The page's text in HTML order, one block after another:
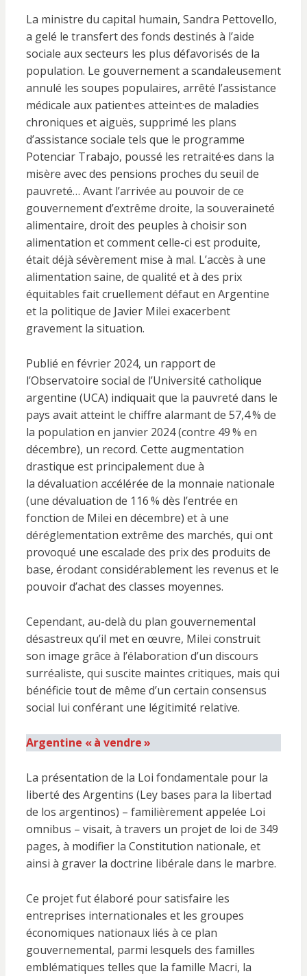
La ministre du capital humain, Sandra Pettovello,
a gelé le transfert des fonds destinés à l’aide
sociale aux secteurs les plus défavorisés de la
population. Le gouvernement a scandaleusement
annulé les soupes populaires, arrêté l’assistance
médicale aux patient·es atteint·es de maladies
chroniques et aiguës, supprimé les plans
d’assistance sociale tels que le programme
Potenciar Trabajo, poussé les retraité·es dans la
misère avec des pensions proches du seuil de
pauvreté… Avant l’arrivée au pouvoir de ce
gouvernement d’extrême droite, la souveraineté
alimentaire, droit des peuples à choisir son
alimentation et comment celle-ci est produite,
était déjà sévèrement mise à mal. L’accès à une
alimentation saine, de qualité et à des prix
équitables fait cruellement défaut en Argentine
et la politique de Javier Milei exacerbent
gravement la situation.
Publié en février 2024, un rapport de
l’Observatoire social de l’Université catholique
argentine (UCA) indiquait que la pauvreté dans le
pays avait atteint le chiffre alarmant de 57,4% de
la population en janvier 2024 (contre 49% en
décembre), un record. Cette augmentation
drastique est principalement due à
la dévaluation accélérée de la monnaie nationale
(une dévaluation de 116% dès l’entrée en
fonction de Milei en décembre) et à une
déréglementation extrême des marchés, qui ont
provoqué une escalade des prix des produits de
base, érodant considérablement les revenus et le
pouvoir d’achat des classes moyennes.
Cependant, au-delà du plan gouvernemental
désastreux qu’il met en œuvre, Milei construit
son image grâce à l’élaboration d’un discours
surréaliste, qui suscite maintes critiques, mais qui
bénéficie tout de même d’un certain consensus
social lui conférant une légitimité relative.
Argentine « à vendre»
La présentation de la Loi fondamentale pour la
liberté des Argentins (Ley bases para la libertad
de los argentinos) – familièrement appelée Loi
omnibus – visait, à travers un projet de loi de 349
pages, à modifier la Constitution nationale, et
ainsi à graver la doctrine libérale dans le marbre.
Ce projet fut élaboré pour satisfaire les
entreprises internationales et les groupes
économiques nationaux liés à ce plan
gouvernemental, parmi lesquels des familles
emblématiques telles que la famille Macri, la